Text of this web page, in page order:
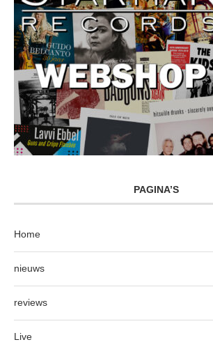
PAGINA’S
Home
nieuws
reviews
Live